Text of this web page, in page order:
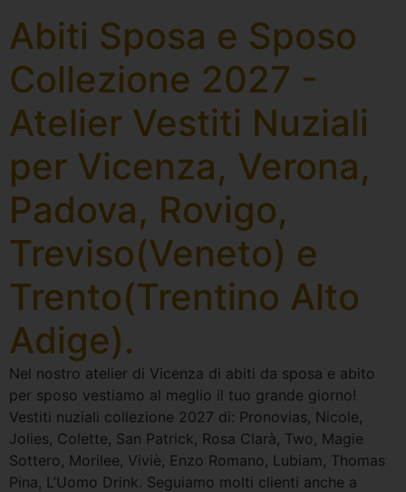
Abiti Sposa e Sposo
Collezione 2027 -
Atelier Vestiti Nuziali
per Vicenza, Verona,
Padova, Rovigo,
Treviso(Veneto) e
Trento(Trentino Alto
Adige).
Nel nostro atelier di Vicenza di abiti da sposa e abito
per sposo vestiamo al meglio il tuo grande giorno!
Vestiti nuziali collezione 2027 di: Pronovias, Nicole,
Jolies, Colette, San Patrick, Rosa Clarà, Two, Magie
Sottero, Morilee, Viviè, Enzo Romano, Lubiam, Thomas
Pina, L’Uomo Drink. Seguiamo molti clienti anche a